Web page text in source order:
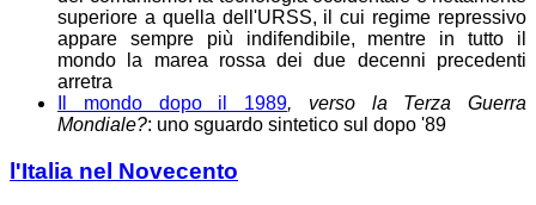
superiore a quella dell'URSS, il cui regime repressivo
appare sempre più indifendibile, mentre in tutto il
mondo la marea rossa dei due decenni precedenti
arretra
Il mondo dopo il 1989, verso la Terza Guerra
Mondiale?: uno sguardo sintetico sul dopo '89
l'Italia nel Novecento